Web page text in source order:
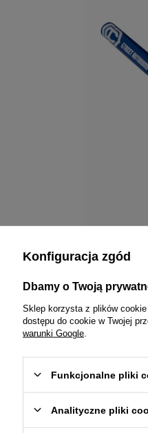
W PROMOCJI
STREET
niebiesko/biały
59,00 zł
Konfiguracja zgód
Dbamy o Twoją
Sklep korzysta z plików
dostępu do cookie w Twojej
warunki Google
Funkcjonalne pliki
Analityczne pliki